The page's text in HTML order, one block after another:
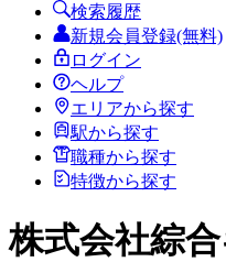
検索履歴
新規会員登録(無料)
ログイン
ヘルプ
エリアから探す
駅から探す
職種から探す
特徴から探す
株式会社綜